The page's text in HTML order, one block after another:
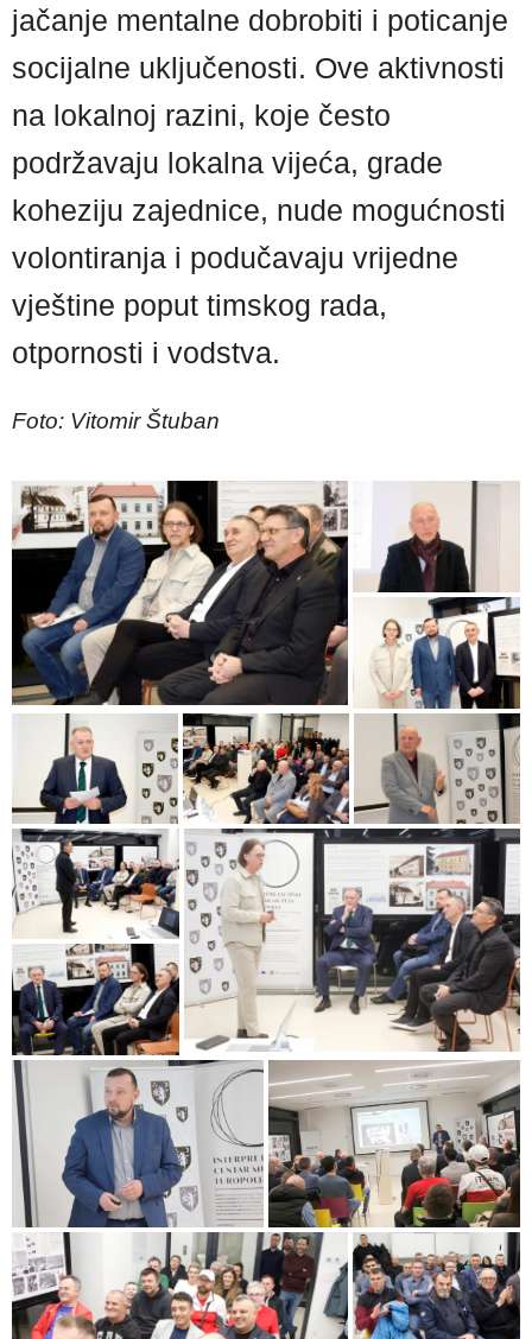
jačanje mentalne dobrobiti i poticanje
socijalne uključenosti. Ove aktivnosti
na lokalnoj razini, koje često
podržavaju lokalna vijeća, grade
koheziju zajednice, nude mogućnosti
volontiranja i podučavaju vrijedne
vještine poput timskog rada,
otpornosti i vodstva.
Foto: Vitomir Štuban